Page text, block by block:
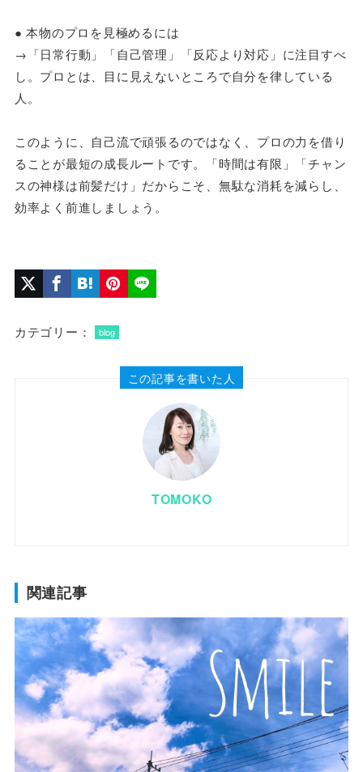
● 本物のプロを見極めるには
→「日常行動」「自己管理」「反応より対応」に注目すべ
し。プロとは、目に見えないところで自分を律している
人。
このように、自己流で頑張るのではなく、プロの力を借り
ることが最短の成長ルートです。「時間は有限」「チャン
スの神様は前髪だけ」だからこそ、無駄な消耗を減らし、
効率よく前進しましょう。
カテゴリー： blog
この記事を書いた人
TOMOKO
関連記事